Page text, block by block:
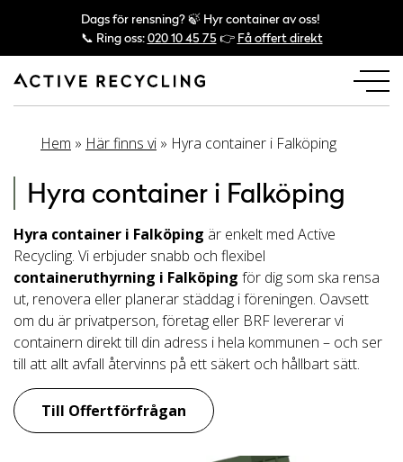
Dags för rensning? 🍃 Hyr container av oss!
📞 Ring oss:020 10 45 75 👉 Få offert direkt
Hem » Här finns vi » Hyra container i Falköping
Hyra container i Falköping
Hyra container i Falköping är enkelt med Active
Recycling. Vi erbjuder snabb och flexibel
containeruthyrning i Falköping för dig som ska rensa
ut, renovera eller planerar städdag i föreningen. Oavsett
om du är privatperson, företag eller BRF levererar vi
containern direkt till din adress i hela kommunen – och ser
till att allt avfall återvinns på ett säkert och hållbart sätt.
Till Offertförfrågan